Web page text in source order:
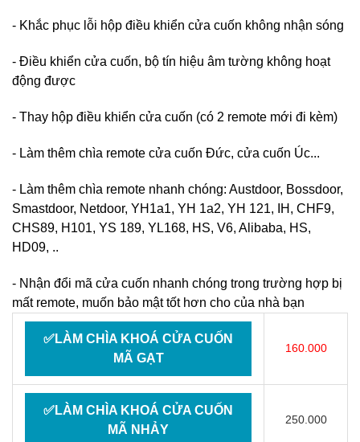
- Khắc phục lỗi hộp điều khiển cửa cuốn không nhận sóng
- Điều khiển cửa cuốn, bộ tín hiệu âm tường không hoạt
động được
- Thay hộp điều khiển cửa cuốn (có 2 remote mới đi kèm)
- Làm thêm chìa remote cửa cuốn Đức, cửa cuốn Úc...
- Làm thêm chìa remote nhanh chóng: Austdoor, Bossdoor,
Smastdoor, Netdoor, YH1a1, YH 1a2, YH 121, IH, CHF9,
CHS89, H101, YS 189, YL168, HS, V6, Alibaba, HS,
HD09, ..
- Nhận đổi mã cửa cuốn nhanh chóng trong trường hợp bị
mất remote, muốn bảo mật tốt hơn cho của nhà bạn
✅LÀM CHÌA KHOÁ CỬA CUỐN
MÃ GẠT
160.000
✅LÀM CHÌA KHOÁ CỬA CUỐN
MÃ NHẢY
250.000